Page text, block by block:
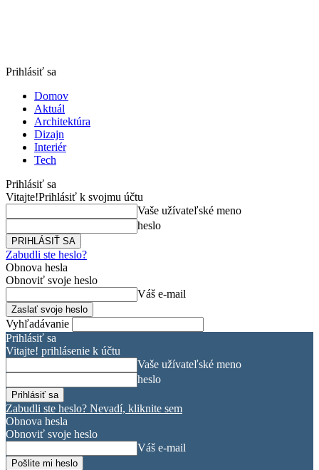
Prihlásiť sa
Domov
Aktuál
Architektúra
Dizajn
Interiér
Tech
Prihlásiť sa
Vitajte!Prihlásiť k svojmu účtu
Vaše užívateľské meno
heslo
Zabudli ste heslo?
Obnova hesla
Obnoviť svoje heslo
Váš e-mail
Vyhľadávanie
Prihlásiť sa
Vitajte! prihlásenie k účtu
Vaše užívateľské meno
heslo
Zabudli ste heslo? Nevadí, kliknite sem
Obnova hesla
Obnoviť svoje heslo
Váš e-mail